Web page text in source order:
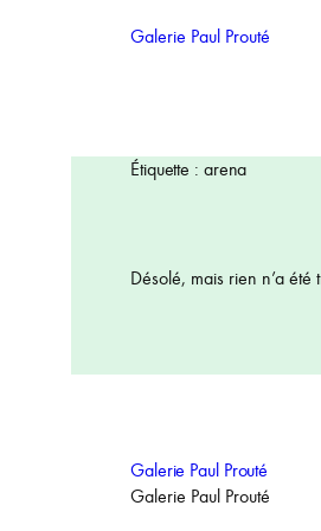
Galerie Paul Prouté
Étiquette : arena
Désolé, mais rien n’a été
Galerie Paul Prouté
Galerie Paul Prouté